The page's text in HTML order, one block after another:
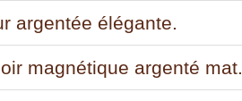
argentée élégante.
magnétique argenté mat.